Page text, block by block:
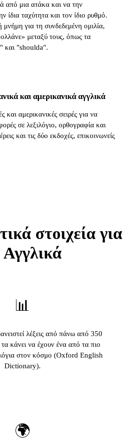
από μια ατάκα και να την
ίδια ταχύτητα και τον ίδιο ρυθμό.
μνήμη για τη συνδεδεμένη ομιλία,
μεταξύ τους, όπως τα
και "shoulda".
και αμερικανικά αγγλικά
και αμερικανικές σειρές για να
σε λεξιλόγιο, ορθογραφία και
και τις δύο εκδοχές, επικοινωνείς
στοιχεία για
Αγγλικά
📊
λέξεις από πάνω από 350
κάνει να έχουν ένα από τα πιο
στον κόσμο (Oxford English
Dictionary).
🌍